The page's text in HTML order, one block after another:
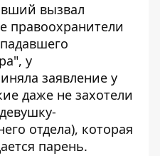
вызвал
у
заявление у
даже не захотели
отдела), которая
парень.